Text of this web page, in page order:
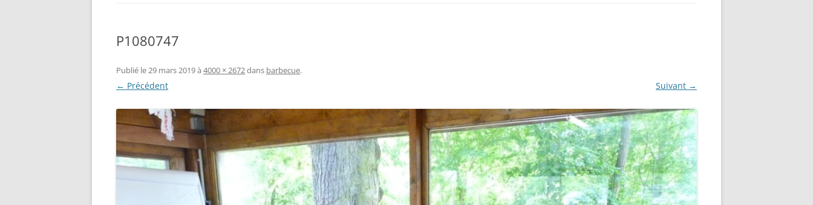
P1080747
Publié le29 mars 2019à 4000 × 2672dans barbecue.
← Précédent Suivant →